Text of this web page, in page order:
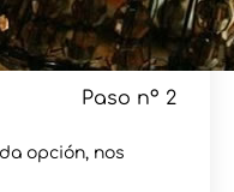
Paso nº 2
opción, nos